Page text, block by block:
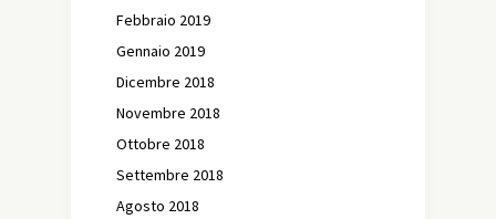
Febbraio 2019
Gennaio 2019
Dicembre 2018
Novembre 2018
Ottobre 2018
Settembre 2018
Agosto 2018